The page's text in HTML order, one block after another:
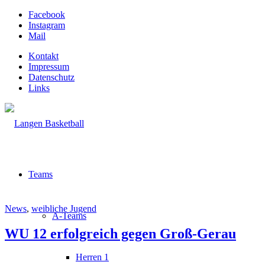
Facebook
Instagram
Mail
Kontakt
Impressum
Datenschutz
Links
Teams
A-Teams
Herren 1
News, weibliche Jugend
WU 12 erfolgreich gegen Groß-Gerau